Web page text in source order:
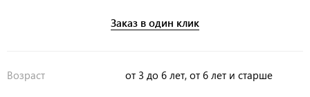
Заказ в один клик
Возраст от 3 до 6 лет, от 6 лет и старше